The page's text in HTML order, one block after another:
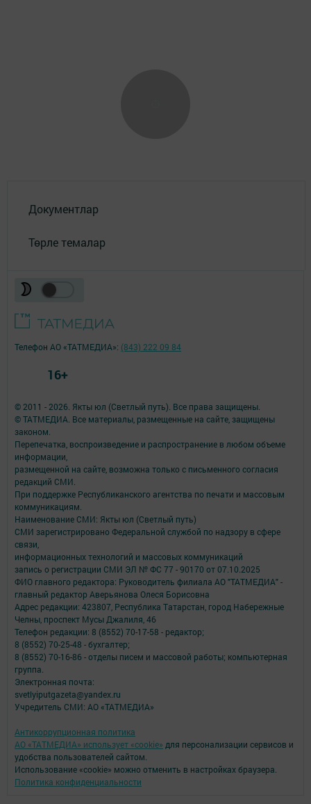
Документлар
Төрле темалар
© 2011 - 2026. Якты юл (Светлый путь). Все права защищены.
© ТАТМЕДИА. Все материалы, размещенные на сайте, защищены
законом.
Перепечатка, воспроизведение и распространение в любом объеме
информации,
размещенной на сайте, возможна только с письменного согласия
редакций СМИ.
При поддержке Республиканского агентства по печати и массовым
коммуникациям.
Наименование СМИ: Якты юл (Светлый путь)
СМИ зарегистрировано Федеральной службой по надзору в сфере
связи,
информационных технологий и массовых коммуникаций
запись о регистрации СМИ ЭЛ № ФС 77 - 90170 от 07.10.2025
ФИО главного редактора: Руководитель филиала АО "ТАТМЕДИА" -
главный редактор Аверьянова Олеся Борисовна
Адрес редакции: 423807, Республика Татарстан, город Набережные
Челны, проспект Мусы Джалиля, 46
Телефон редакции: 8 (8552) 70-17-58 - редактор;
8 (8552) 70-25-48 - бухгалтер;
8 (8552) 70-16-86 - отделы писем и массовой работы; компьютерная
группа.
Электронная почта:
svetlyiputgazeta@yandex.ru
Учредитель СМИ: АО «ТАТМЕДИА»
Антикоррупционная политика
АО «ТАТМЕДИА» использует «cookie» для персонализации сервисов и
удобства пользователей сайтом.
Использование «cookie» можно отменить в настройках браузера.
Политика конфиденциальности
Телефон АО «ТАТМЕДИА»: (843) 222 09 84
16+